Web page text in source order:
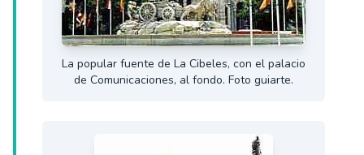
La popular fuente de La Cibeles, con el palacio
de Comunicaciones, al fondo. Foto guiarte.